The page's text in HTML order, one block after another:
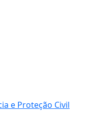
e Proteção Civil